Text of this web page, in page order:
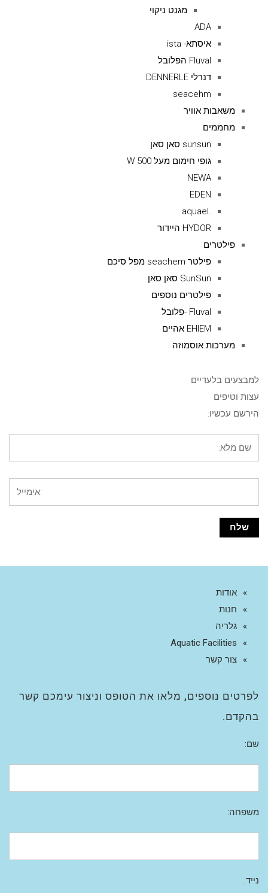
מגנט ניקוי
ADA
איסתא- ista
Fluval הפלובל
דנרלי DENNERLE
seacehm
משאבות אוויר
מחממים
sunsun סאן סאן
גופי חימום מעל 500 W
NEWA
EDEN
.aquael
HYDOR היידור
פילטרים
פילטר seachem מפל סיכם
SunSun סאן סאן
פילטרים נוספים
Fluval -פלובל
EHIEM אהיים
מערכות אוסמוזה
למבצעים בלעדיים
עצות וטיפים
הירשם עכשיו:
אודות
חנות
גלריה
Aquatic Facilities
צור קשר
לפרטים נוספים, מלאו את הטופס וניצור עימכם קשר
בהקדם.
שם:
משפחה:
נייד: